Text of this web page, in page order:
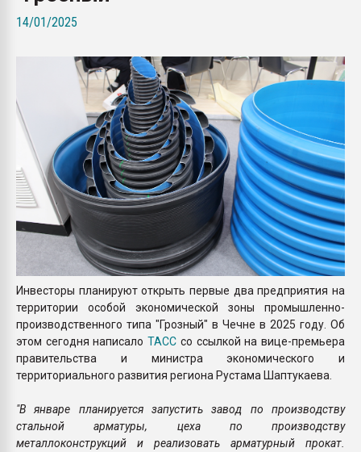
ПЕРЕЙТИ НА
14/01/2025
Инвесторы планируют открыть первые два предприятия на
территории особой экономической зоны промышленно-
производственного типа "Грозный" в Чечне в 2025 году. Об
этом сегодня написалоТАСС со ссылкой на вице-премьера
правительства и министра экономического и
территориального развития региона Рустама Шаптукаева.
"В январе планируется запустить завод по производству
стальной арматуры, цеха по производству
металлоконструкций и реализовать арматурный прокат.